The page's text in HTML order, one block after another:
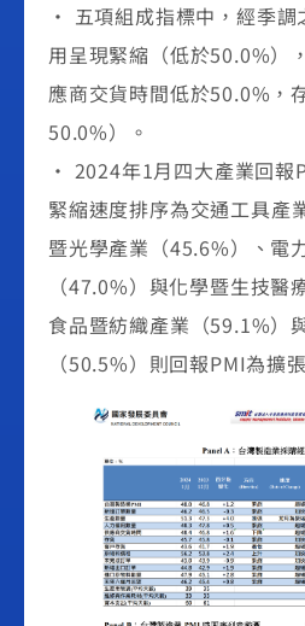
• 五項組成指標中，經季調
用呈現緊縮（低於50.0%）
應商交貨時間低於50.0%，
50.0%）。
• 2024年1月四大產業回報
緊縮速度排序為交通工具產
暨光學產業（45.6%）、電
（47.0%）與化學暨生技醫
食品暨紡織產業（59.1%）
（50.5%）則回報PMI為擴